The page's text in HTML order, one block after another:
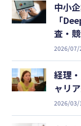
中小
「
査・
2026/07/
経理
ャリ
2026/03/